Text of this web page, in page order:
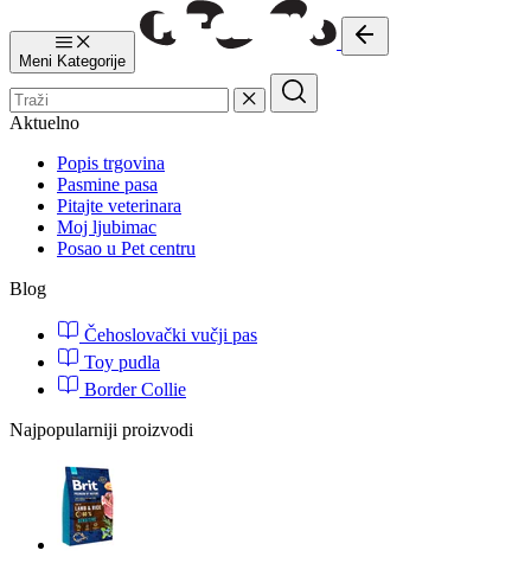
Meni Kategorije
Aktuelno
Popis trgovina
Pasmine pasa
Pitajte veterinara
Moj ljubimac
Posao u Pet centru
Blog
Čehoslovački vučji pas
Toy pudla
Border Collie
Najpopularniji proizvodi